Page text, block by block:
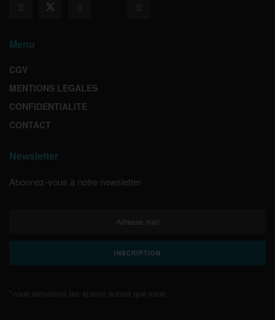
Menu
CGV
MENTIONS LEGALES
CONFIDENTIALITE
CONTACT
Newsletter
Abonnez-vous à notre newsletter
*nous détestons les spams autant que vous